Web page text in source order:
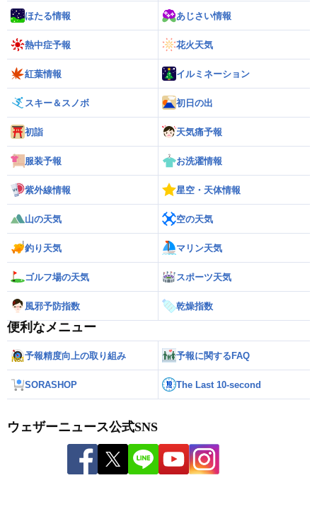
ほたる情報 あじさい情報
熱中症予報 花火天気
紅葉情報 イルミネーション
スキー＆スノボ 初日の出
初詣 天気痛予報
服装予報 お洗濯情報
紫外線情報 星空・天体情報
山の天気 空の天気
釣り天気 マリン天気
ゴルフ場の天気 スポーツ天気
風邪予防指数 乾燥指数
便利なメニュー
予報精度向上の取り組み 予報に関するFAQ
SORASHOP The Last 10-second
ウェザーニュース公式SNS